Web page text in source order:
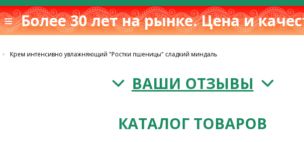
≡ Более 30 лет на рынке. Цена и
Крем интенсивно увлажняющий "Ростки пшеницы" сладкий миндаль
ВАШИ ОТЗЫВЫ
КАТАЛОГ ТОВАРОВ